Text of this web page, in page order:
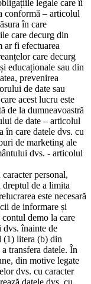
legale care îi
conformă – articolul
în care
care decurg din
ar fi efectuarea
care decurg
educaționale sau din
prevenirea
de date sau
acest lucru este
de la dumneavoastră
de date – articolul
în care datele dvs. cu
de marketing ale
dvs. - articolul
personal,
dreptul de a limita
este necesară
de informare și
demo la care
dvs. înainte de
(1) litera (b) din
transfera datele. În
din motive legate
dvs. cu caracter
datele dvs. cu